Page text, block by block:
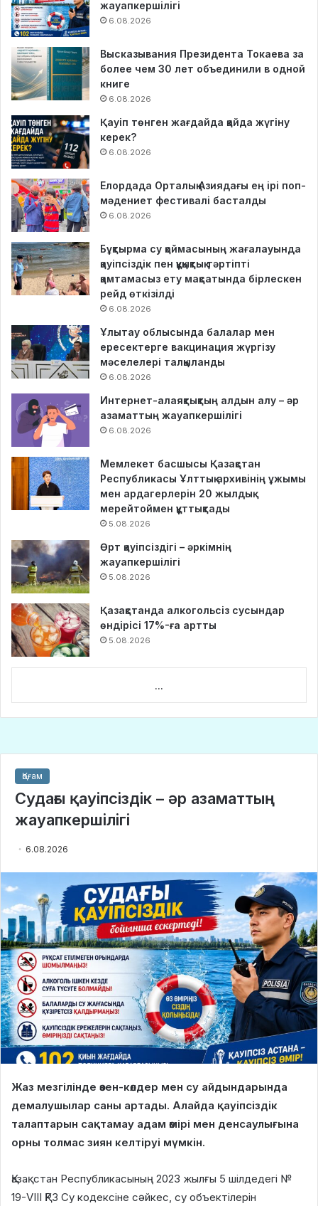
жауапкершілігі
6.08.2026
Высказывания Президента Токаева за
более чем 30 лет объединили в одной
книге
6.08.2026
Қауіп төнген жағдайда қайда жүгіну
керек?
6.08.2026
Елордада Орталық Азиядағы ең ірі поп-
мәдениет фестивалі басталды
6.08.2026
Бұқтырма су қоймасының жағалауында
қауіпсіздік пен құқықтық тәртіпті
қамтамасыз ету мақсатында бірлескен
рейд өткізілді
6.08.2026
Ұлытау облысында балалар мен
ересектерге вакцинация жүргізу
мәселелері талқыланды
6.08.2026
Интернет-алаяқтықтың алдын алу – әр
азаматтың жауапкершілігі
6.08.2026
Мемлекет басшысы Қазақстан
Республикасы Ұлттық архивінің ұжымы
мен ардагерлерін 20 жылдық
мерейтоймен құттықтады
5.08.2026
Өрт қауіпсіздігі – әркімнің
жауапкершілігі
5.08.2026
Қазақстанда алкогольсіз сусындар
өндірісі 17%-ға артты
5.08.2026
...